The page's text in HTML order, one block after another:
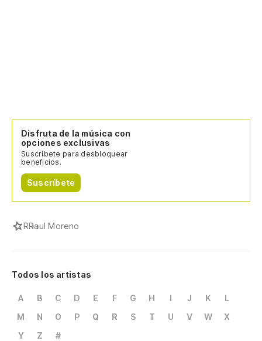
Disfruta de la música con
opciones exclusivas
Suscríbete para desbloquear
beneficios.
Suscríbete
RRaul Moreno
Todos los artistas
A B C D E F G H I J K
L
M
N O P Q R S T U V W
X
Y
Z #